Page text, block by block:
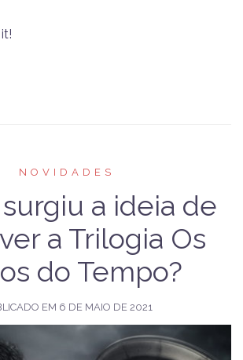
NOVIDADES
a ideia de
a Trilogia Os
do Tempo?
EM 6 DE MAIO DE 2021